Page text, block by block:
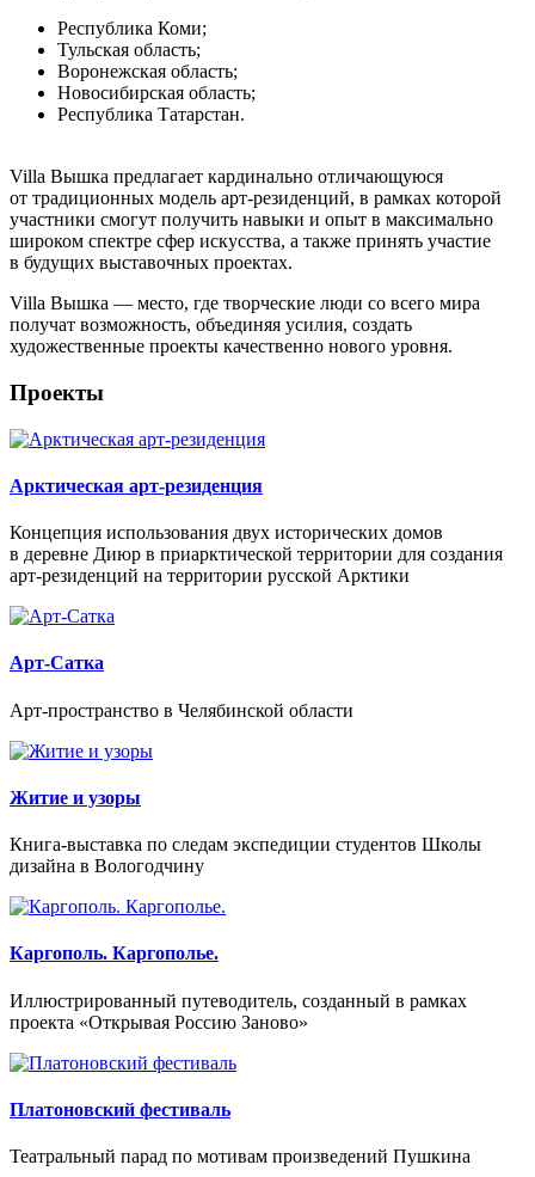
Республика Коми;
Тульская область;
Воронежская область;
Новосибирская область;
Республика Татарстан.
Villa Вышка предлагает кардинально отличающуюся
от традиционных модель арт-резиденций, в рамках которой
участники смогут получить навыки и опыт в максимально
широком спектре сфер искусства, а также принять участие
в будущих выставочных проектах.
Villa Вышка — место, где творческие люди со всего мира
получат возможность, объединяя усилия, создать
художественные проекты качественно нового уровня.
Проекты
Арктическая арт-резиденция
Концепция использования двух исторических домов
в деревне Диюр в приарктической территории для создания
арт-резиденций на территории русской Арктики
Арт-Сатка
Арт-пространство в Челябинской области
Житие и узоры
Книга-выставка по следам экспедиции студентов Школы
дизайна в Вологодчину
Каргополь. Каргополье.
Иллюстрированный путеводитель, созданный в рамках
проекта «Открывая Россию Заново»
Платоновский фестиваль
Театральный парад по мотивам произведений Пушкина